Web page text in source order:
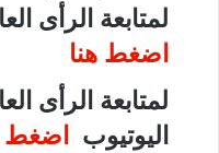
لمتابعة الرأى
اضغط هنا
لمتابعة الرأى
اليوتيوب
اضغط